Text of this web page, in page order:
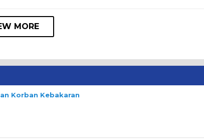
MORE
Korban Kebakaran